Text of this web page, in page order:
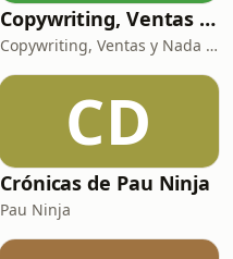
Copywriting, Ventas y Nada que perder
Copywriting, Ventas y Nada que Perder
CD
Crónicas de Pau Ninja
Pau Ninja